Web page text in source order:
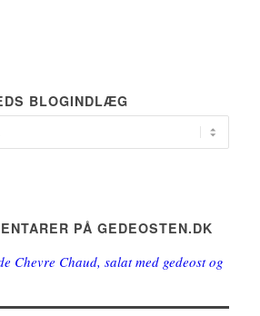
BLOGINDLÆG
PÅ GEDEOSTEN.DK
Chevre Chaud, salat med gedeost og